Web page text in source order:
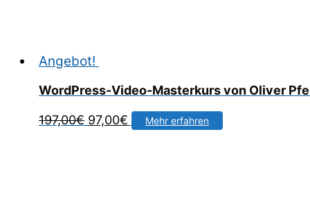
Angebot!
WordPress-Video-Masterkurs von Oliver
197,00€ Ursprünglicher
97,00€ Aktueller
Mehr erfahren